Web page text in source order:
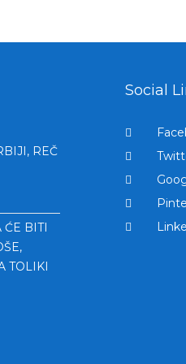
REČ
ĆE BITI
TOLIKI
Social